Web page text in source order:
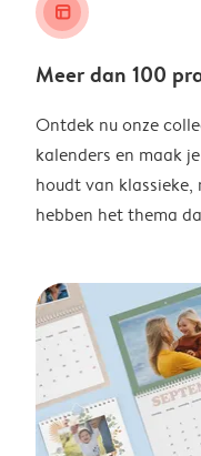
layout_alt
Meer dan 100
Ontdek nu onze
kalenders en maak
houdt van
hebben het thema